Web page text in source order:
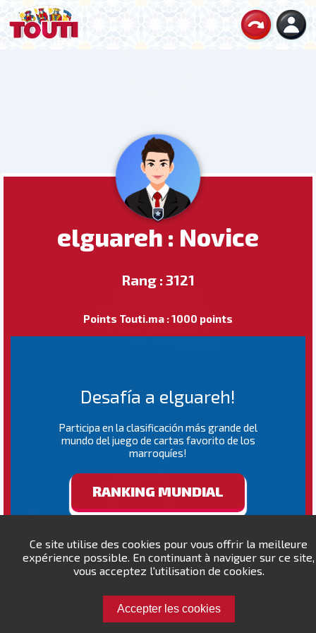
Ce site utilise des cookies pour vous offrir la meilleure
expérience possible. En continuant à naviguer sur ce site,
vous acceptez l'utilisation de cookies.
Accepter les cookies
elguareh : Novice
Rang : 3121
Points Touti.ma : 1000 points
Desafía a elguareh!
Participa en la clasificación más grande del
mundo del juego de cartas favorito de los
marroquíes!
RANKING MUNDIAL